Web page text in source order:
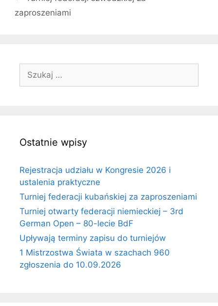
zaproszeniami
Ostatnie wpisy
Rejestracja udziału w Kongresie 2026 i
ustalenia praktyczne
Turniej federacji kubańskiej za zaproszeniami
Turniej otwarty federacji niemieckiej – 3rd
German Open – 80-lecie BdF
Upływają terminy zapisu do turniejów
1 Mistrzostwa Świata w szachach 960
zgłoszenia do 10.09.2026